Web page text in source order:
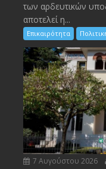
των αρδευτικών
αποτελεί η...
Επικαιρότητα
7 Αυγούστου 2026